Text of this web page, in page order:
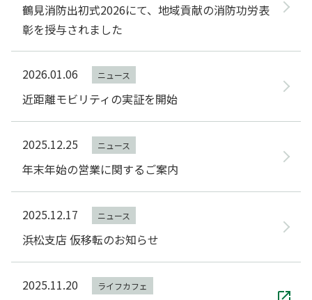
鶴見消防出初式2026にて、地域貢献の消防功労表
彰を授与されました
2026.01.06 ニュース
近距離モビリティの実証を開始
2025.12.25 ニュース
年末年始の営業に関するご案内
2025.12.17 ニュース
浜松支店 仮移転のお知らせ
2025.11.20 ライフカフェ